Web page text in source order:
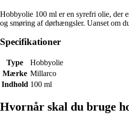
Hobbyolie 100 ml er en syrefri olie, der
og smøring af dørhængsler. Uanset om
Specifikationer
Type
Hobbyolie
Mærke Millarco
Indhold 100 ml
Hvornår skal du bruge